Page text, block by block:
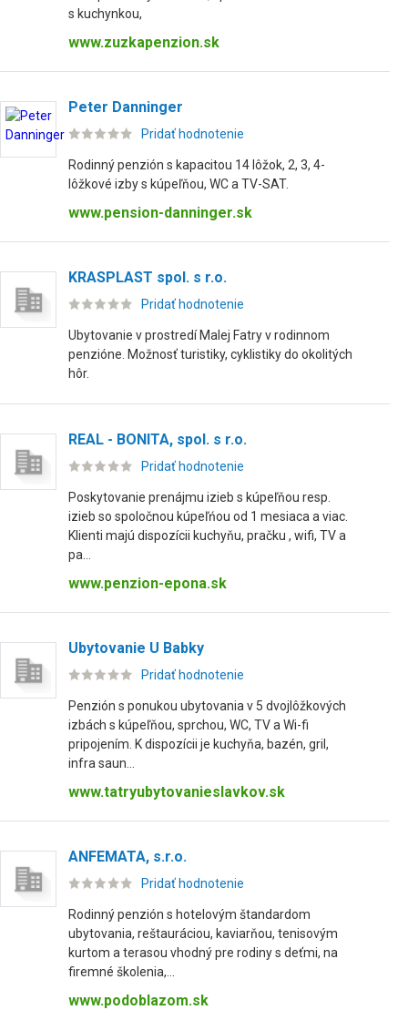
s kuchynkou,
www.zuzkapenzion.sk
Peter Danninger
Pridať hodnotenie
Rodinný penzión s kapacitou 14 lôžok, 2, 3, 4-
lôžkové izby s kúpeľňou, WC a TV-SAT.
www.pension-danninger.sk
KRASPLAST spol. s r.o.
Pridať hodnotenie
Ubytovanie v prostredí Malej Fatry v rodinnom
penzióne. Možnosť turistiky, cyklistiky do okolitých
hôr.
REAL - BONITA, spol. s r.o.
Pridať hodnotenie
Poskytovanie prenájmu izieb s kúpeľňou resp.
izieb so spoločnou kúpeľńou od 1 mesiaca a viac.
Klienti majú dispozícii kuchyňu, pračku , wifi, TV a
pa...
www.penzion-epona.sk
Ubytovanie U Babky
Pridať hodnotenie
Penzión s ponukou ubytovania v 5 dvojlôžkových
izbách s kúpeľňou, sprchou, WC, TV a Wi-fi
pripojením. K dispozícii je kuchyňa, bazén, gril,
infra saun...
www.tatryubytovanieslavkov.sk
ANFEMATA, s.r.o.
Pridať hodnotenie
Rodinný penzión s hotelovým štandardom
ubytovania, reštauráciou, kaviarňou, tenisovým
kurtom a terasou vhodný pre rodiny s deťmi, na
firemné školenia,...
www.podoblazom.sk